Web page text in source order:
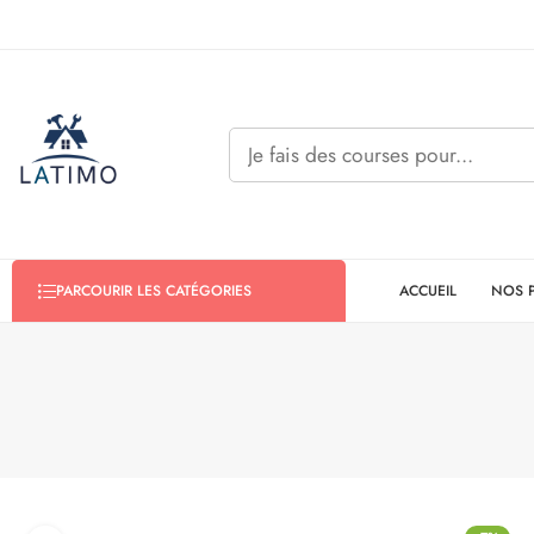
PARCOURIR LES CATÉGORIES ACCUEIL NOS